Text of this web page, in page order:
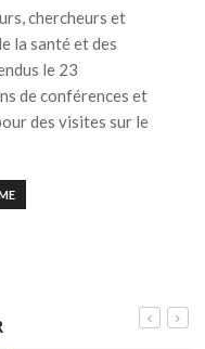
chercheurs et
la santé et des
le 23
de conférences et
des visites sur le